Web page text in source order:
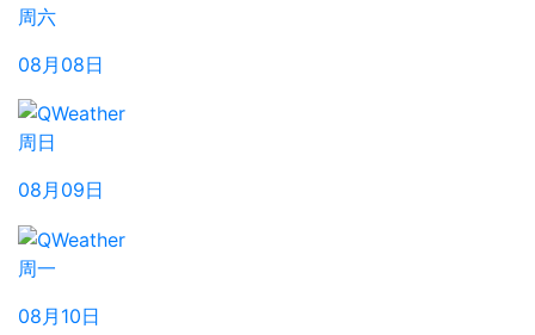
周六
08月08日
周日
08月09日
周一
08月10日